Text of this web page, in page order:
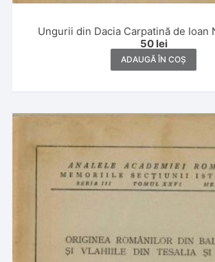
Ungurii din Dacia Carpatină de Ioan
50 lei
ADAUGĂ ÎN COȘ